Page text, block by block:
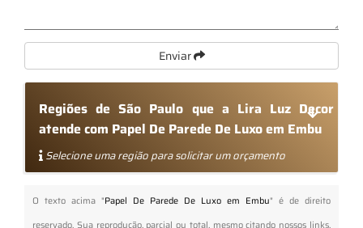
Enviar
Regiões de São Paulo que a Lira Luz Decor
atende com Papel De Parede De Luxo em Embu
Selecione uma região para solicitar um orçamento
O texto acima "Papel De Parede De Luxo em Embu" é de direito
reservado. Sua reprodução, parcial ou total, mesmo citando nossos links,